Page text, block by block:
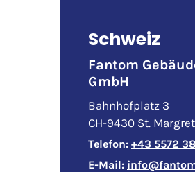
Schweiz
Fantom
GmbH
Bahnhofplatz 3
CH-9430 St.
Telefon: +43 5572
E-Mail: